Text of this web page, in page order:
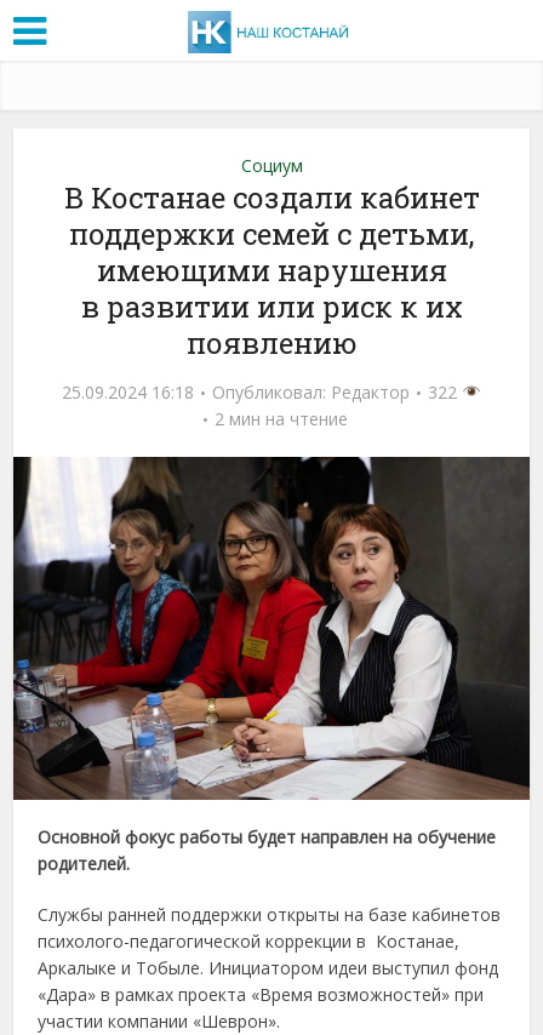
Социум
В Костанае создали кабинет
поддержки семей с детьми,
имеющими нарушения
в развитии или риск к их
появлению
25.09.2024 16:18 Опубликовал: Редактор
322
2 мин на чтение
Основной фокус работы будет направлен на обучение
родителей.
Службы ранней поддержки открыты на базе кабинетов
психолого-педагогической коррекции в Костанае,
Аркалыке и Тобыле. Инициатором идеи выступил фонд
«Дара» в рамках проекта «Время возможностей» при
участии компании «Шеврон».